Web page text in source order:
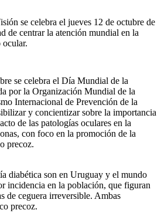
se celebra el jueves 12 de octubre de
de centrar la atención mundial en la
ocular.
se celebra el Día Mundial de la
por la Organización Mundial de la
Internacional de Prevención de la
y concientizar sobre la importancia
de las patologías oculares en la
con foco en la promoción de la
precoz.
diabética son en Uruguay y el mundo
incidencia en la población, que figuran
de ceguera irreversible. Ambas
precoz.